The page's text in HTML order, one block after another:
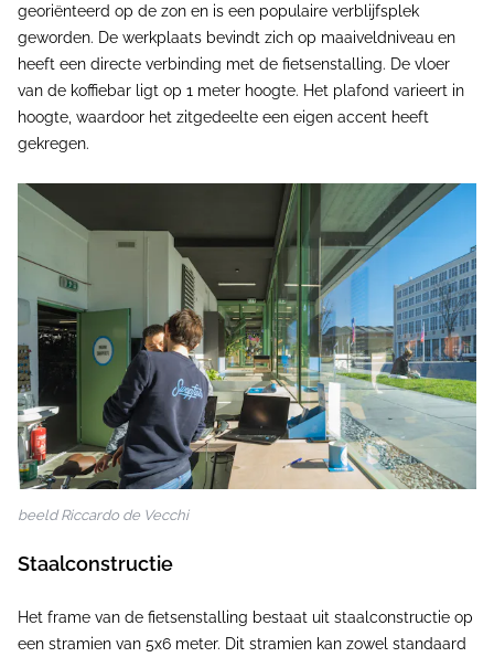
georiënteerd op de zon en is een populaire verblijfsplek
geworden. De werkplaats bevindt zich op maaiveldniveau en
heeft een directe verbinding met de fietsenstalling. De vloer
van de koffiebar ligt op 1 meter hoogte. Het plafond varieert in
hoogte, waardoor het zitgedeelte een eigen accent heeft
gekregen.
beeld Riccardo de Vecchi
Staalconstructie
Het frame van de fietsenstalling bestaat uit staalconstructie op
een stramien van 5x6 meter. Dit stramien kan zowel standaard